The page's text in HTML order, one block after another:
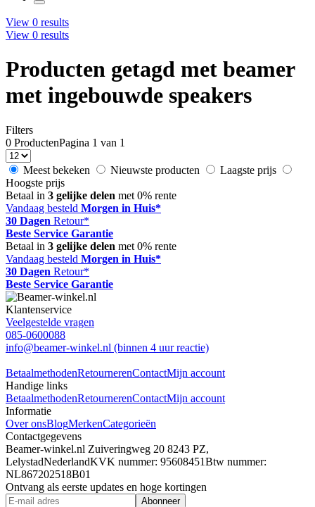
View 0 results
View 0 results
Producten getagd met beamer
met ingebouwde speakers
Filters
0 ProductenPagina 1 van 1
Meest bekeken Nieuwste producten
Laagste prijs
Hoogste prijs
Betaal in 3 gelijke delen met 0% rente
Vandaag besteld Morgen in Huis*
30 Dagen Retour*
Beste Service Garantie
Betaal in 3 gelijke delen met 0% rente
Vandaag besteld Morgen in Huis*
30 Dagen Retour*
Beste Service Garantie
Klantenservice
Veelgestelde vragen
085-0600088
info@beamer-winkel.nl (binnen 4 uur reactie)
BetaalmethodenRetournerenContactMijn account
Handige links
BetaalmethodenRetournerenContactMijn account
Informatie
Over onsBlogMerkenCategorieën
Contactgegevens
Beamer-winkel.nl Zuiveringweg 20 8243 PZ,
LelystadNederlandKVK nummer: 95608451Btw nummer:
NL867202518B01
Ontvang als eerste updates en hoge kortingen
Abonneer